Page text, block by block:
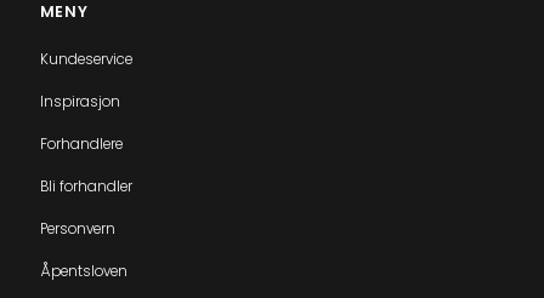
MENY
Kundeservice
Inspirasjon
Forhandlere
Bli forhandler
Personvern
Åpentsloven